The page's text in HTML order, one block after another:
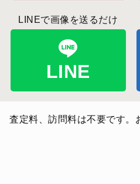
LINEで画像を送るだけ
LINE
査定料、訪問料は不要です。